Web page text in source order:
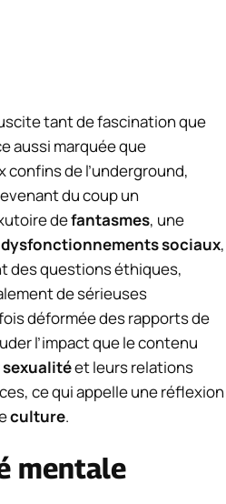
tant de fascination que
aussi marquée que
de l’underground,
du coup un
defantasmes, une
dysfonctionnements sociaux,
des questions éthiques,
de sérieuses
déformée des rapports de
l’impact que le contenu
sexualitéet leurs relations
ce qui appelle une réflexion
culture.
mentale